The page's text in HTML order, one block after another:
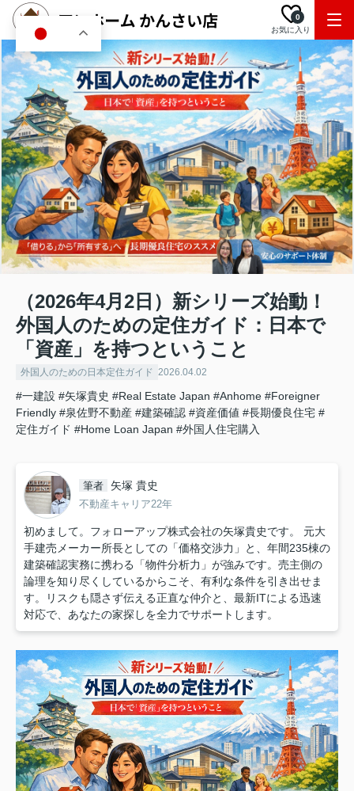
お気に入り
0
（2026年4月2日）新シリーズ始動！
外国人のための定住ガイド：日本で
「資産」を持つということ
外国人のための日本定住ガイド 2026.04.02
#一建設 #矢塚貴史 #Real Estate Japan #Anhome #Foreigner
Friendly #泉佐野不動産 #建築確認 #資産価値 #長期優良住宅 #
定住ガイド #Home Loan Japan #外国人住宅購入
筆者 矢塚 貴史
不動産キャリア22年
初めまして。フォローアップ株式会社の矢塚貴史です。 元大
手建売メーカー所長としての「価格交渉力」と、年間235棟の
建築確認実務に携わる「物件分析力」が強みです。売主側の
論理を知り尽くしているからこそ、有利な条件を引き出せま
す。リスクも隠さず伝える正直な仲介と、最新ITによる迅速
対応で、あなたの家探しを全力でサポートします。